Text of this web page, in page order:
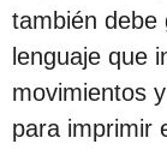
también debe
lenguaje que
movimientos
para imprimir